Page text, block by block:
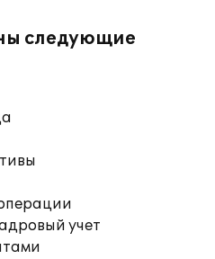
следующие
учет